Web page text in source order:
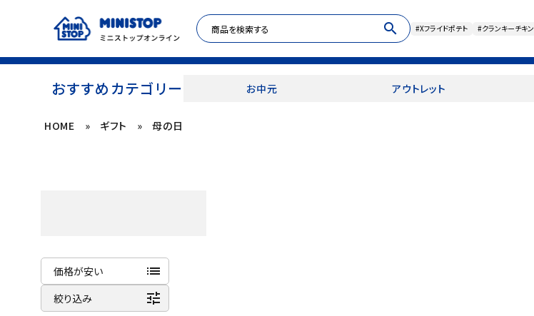
search #Xフライドポテト #クランキーチキン
おすすめカテゴリー お中元 アウトレット
ACCOUNT MENU
冷凍食品
HOME » ギフト » 母の日
価格が安い list
商品名
絞り込み tune